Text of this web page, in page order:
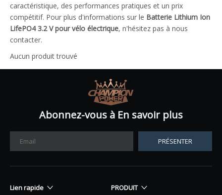
caractéristique, des performances pratiques et un prix
compétitif. Pour plus d'informations sur le Batterie Lithium Ion
LifePO4 3.2 V pour vélo électrique, n'hésitez pas à nous
contacter.
Aucun produit trouvé
Abonnez-vous à En savoir plus
PRÉSENTER
Lien rapide PRODUIT